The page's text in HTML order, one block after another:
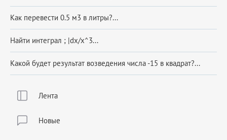
Лента
Новые
Как перевести 0.5 м3 в литры?...
Найти интеграл ; |dx/x^3...
Какой будет результат возведения числа -15 в квадрат?...